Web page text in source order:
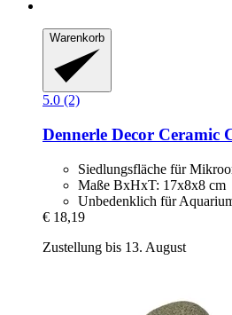
Warenkorb
5.0 (2)
Dennerle Decor Ceramic
Siedlungsfläche für
Maße BxHxT: 17x8x8 cm
Unbedenklich für
€ 18,19
Zustellung bis 13. August